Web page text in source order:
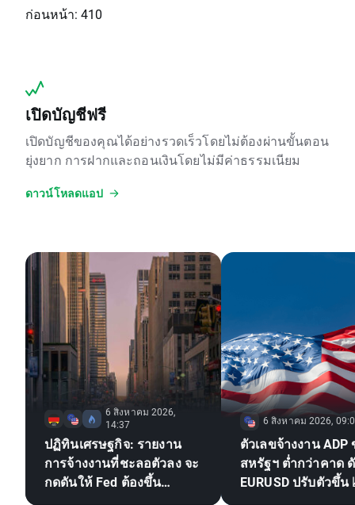
ก่อนหน้า: 410
เปิดบัญชีฟรี
เปิดบัญชีของคุณได้อย่างรวดเร็วโดยไม่ต้องผ่านขั้นตอน
ยุ่งยาก การฝากและถอนเงินโดยไม่มีค่าธรรมเนียม
ดาวน์โหลดแอป
6 สิงหาคม 2026,
14:37
ปฏิทินเศรษฐกิจ: รายงาน
การจ้างงานที่ชะลอตัวลง จะ
กดดันให้ Fed ต้องขึ้น
6 สิงหาคม 2026,
ตัวเลขจ้างงาน ADP
สหรัฐฯ ต่ำกว่าคาด
EURUSD ปรับตัวขึ้น